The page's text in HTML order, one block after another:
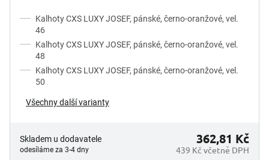
Kalhoty CXS LUXY JOSEF, pánské, černo-oranžové, vel.
46
Kalhoty CXS LUXY JOSEF, pánské, černo-oranžové, vel.
48
Kalhoty CXS LUXY JOSEF, pánské, černo-oranžové, vel.
50
Všechny další varianty
Skladem u dodavatele
odesíláme za 3-4 dny 439 Kč včetně DPH
362,81 Kč